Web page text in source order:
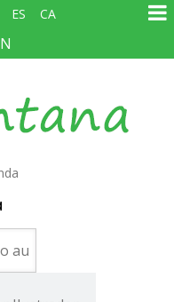
ES CA